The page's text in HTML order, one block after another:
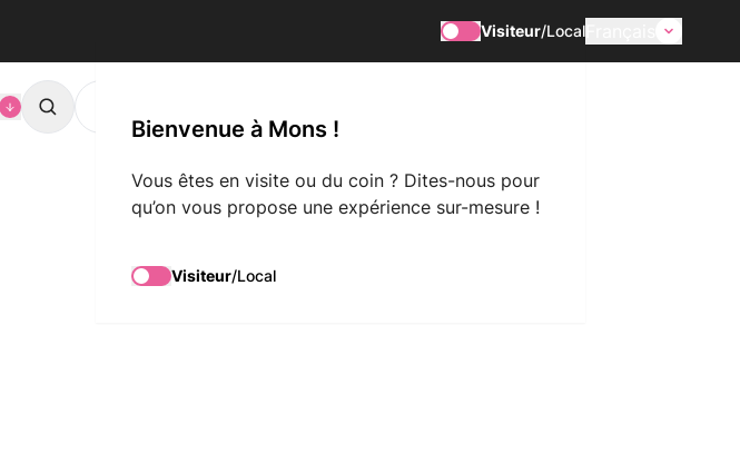
Visiteur/Local
Bienvenue à Mons !
Vous êtes en visite ou du coin ? Dites-nous pour
qu’on vous propose une expérience sur-mesure !
Visiteur/Local
Search